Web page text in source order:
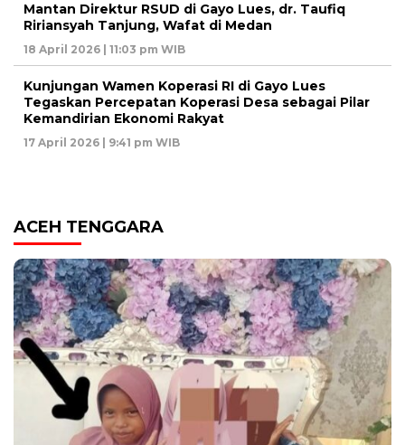
Mantan Direktur RSUD di Gayo Lues, dr. Taufiq
Ririansyah Tanjung, Wafat di Medan
18 April 2026 | 11:03 pm WIB
Kunjungan Wamen Koperasi RI di Gayo Lues
Tegaskan Percepatan Koperasi Desa sebagai Pilar
Kemandirian Ekonomi Rakyat
17 April 2026 | 9:41 pm WIB
ACEH TENGGARA